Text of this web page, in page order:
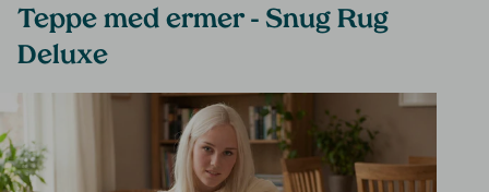
Teppe med ermer - Snug Rug
Deluxe